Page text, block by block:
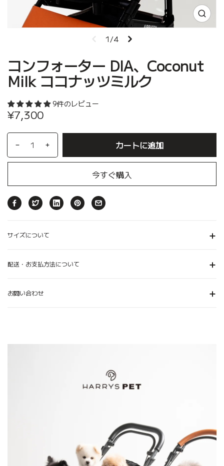
1/4
コンフォーター DIA、Coconut
Milk ココナッツミルク
9件のレビュー
¥7,300
カートに追加
今すぐ購入
サイズについて
配送・お支払方法について
お問い合わせ